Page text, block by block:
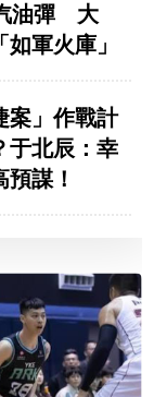
油彈 大
軍火庫」
案」作戰計
于北辰：幸
謀！